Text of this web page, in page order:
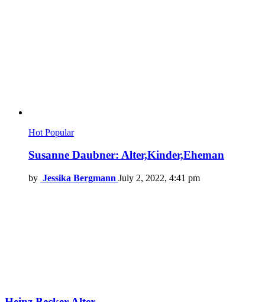
Hot Popular
Susanne Daubner: Alter,Kinder,Eheman
by Jessika Bergmann July 2, 2022, 4:41 pm